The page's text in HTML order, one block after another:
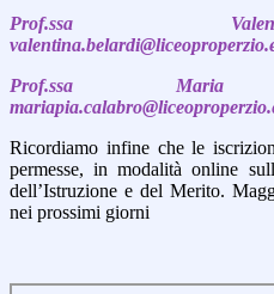
Prof.ssa
Prof.ssa
Ricordiamo infine che le
permesse, in modalità online
dell’Istruzione e del Merito.
nei prossimi giorni